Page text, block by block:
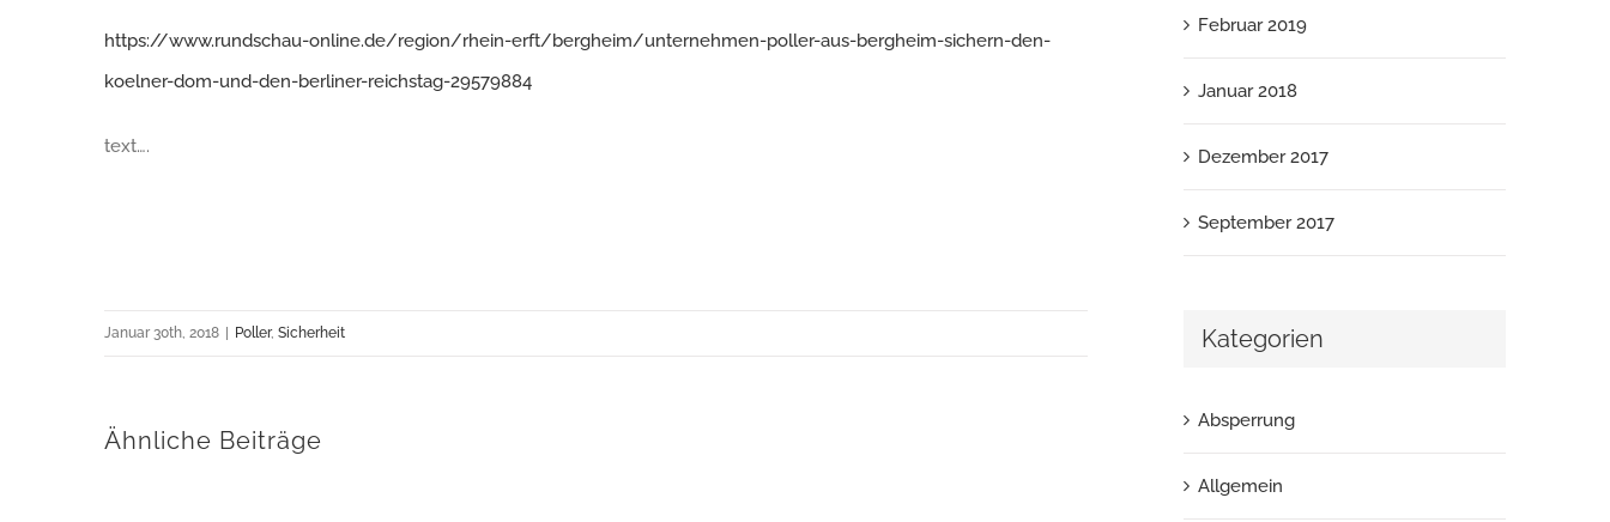
https://www.rundschau-online.de/region/rhein-erft/bergheim/unternehmen-poller-aus-bergheim-sichern-den-
koelner-dom-und-den-berliner-reichstag-29579884
text….
Januar 30th, 2018 | Poller, Sicherheit
Ähnliche Beiträge
Februar 2019
Januar 2018
Dezember 2017
September 2017
Kategorien
Absperrung
Allgemein